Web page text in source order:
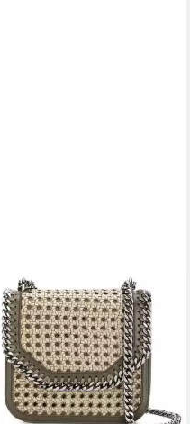
STELLA MCCARTNEY
Schultertasche Falabella Box
Medium Tasche Geflochtenes
Design, Signatur-Falabella-
Kette mit
diamantgeschliffener Optik
746,25 € UVP1.995,00 €
-63%